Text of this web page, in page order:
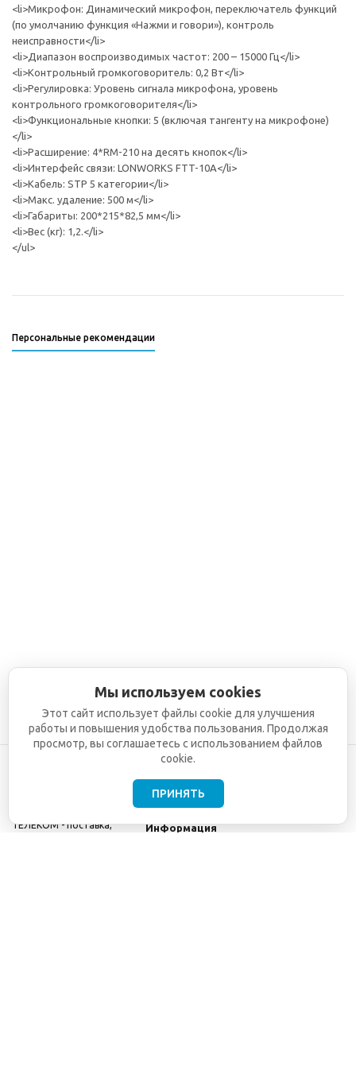
<li>Микрофон: Динамический микрофон, переключатель функций
(по умолчанию функция «Нажми и говори»), контроль
неисправности</li>
<li>Диапазон воспроизводимых частот: 200 – 15000 Гц</li>
<li>Контрольный громкоговоритель: 0,2 Вт</li>
<li>Регулировка: Уровень сигнала микрофона, уровень
контрольного громкоговорителя</li>
<li>Функциональные кнопки: 5 (включая тангенту на микрофоне)
</li>
<li>Расширение: 4*RM-210 на десять кнопок</li>
<li>Интерфейс связи: LONWORKS FTT-10A</li>
<li>Кабель: STP 5 категории</li>
<li>Макс. удаление: 500 м</li>
<li>Габариты: 200*215*82,5 мм</li>
<li>Вес (кг): 1,2.</li>
</ul>
Персональные рекомендации
ТЕЛЕКОМ - поставка,
Информация
Мы используем cookies
Этот сайт использует файлы cookie для улучшения
работы и повышения удобства пользования. Продолжая
просмотр, вы соглашаетесь с использованием файлов
cookie.
ПРИНЯТЬ